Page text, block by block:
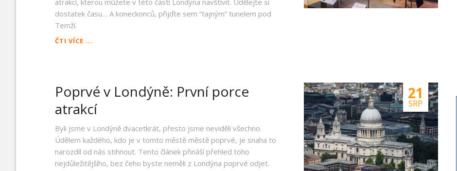
dostatek času… A koneckonců, přijďte sem “tajným” tunelem pod
Temží.
ČTI VÍCE ...
GREENWICH
21
SRP
Poprvé v Londýně: První porce
atrakcí
Byli jsme v Londýně dvacetkrát, přesto jsme neviděli všechno.
Údělem každého, kdo je v tomto městě městě poprvé, je snaha to
narozdíl od nás stihnout. Tento článek přináší přehled toho
nejdůležitějšího, bez čeho byste neměli z Londýna poprvé odjet.